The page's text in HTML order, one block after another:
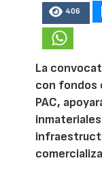
406
La
con fondos
PAC,